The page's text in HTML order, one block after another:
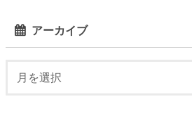
アーカイブ